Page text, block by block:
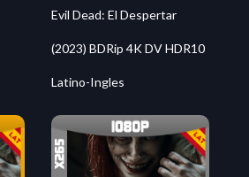
Evil Dead: El Despertar
(2023) BDRip 4K DV HDR10
Latino-Ingles